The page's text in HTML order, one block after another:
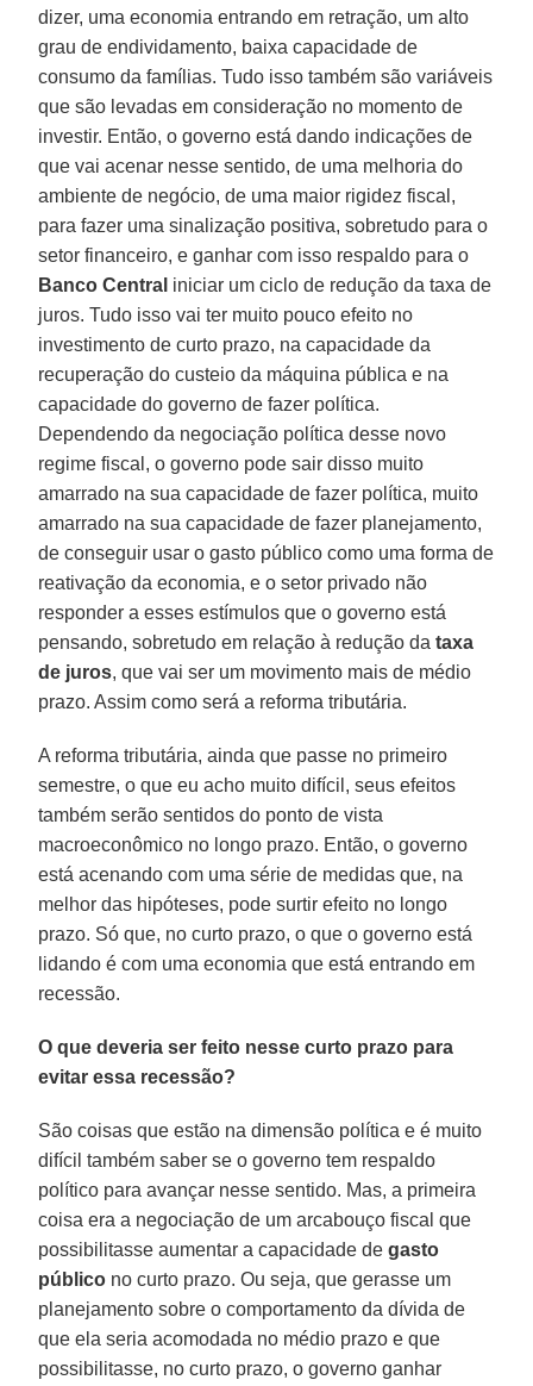
dizer, uma economia entrando em retração, um alto
grau de endividamento, baixa capacidade de
consumo da famílias. Tudo isso também são variáveis
que são levadas em consideração no momento de
investir. Então, o governo está dando indicações de
que vai acenar nesse sentido, de uma melhoria do
ambiente de negócio, de uma maior rigidez fiscal,
para fazer uma sinalização positiva, sobretudo para o
setor financeiro, e ganhar com isso respaldo para o
Banco Central iniciar um ciclo de redução da taxa de
juros. Tudo isso vai ter muito pouco efeito no
investimento de curto prazo, na capacidade da
recuperação do custeio da máquina pública e na
capacidade do governo de fazer política.
Dependendo da negociação política desse novo
regime fiscal, o governo pode sair disso muito
amarrado na sua capacidade de fazer política, muito
amarrado na sua capacidade de fazer planejamento,
de conseguir usar o gasto público como uma forma de
reativação da economia, e o setor privado não
responder a esses estímulos que o governo está
pensando, sobretudo em relação à redução da taxa
de juros, que vai ser um movimento mais de médio
prazo. Assim como será a reforma tributária.
A reforma tributária, ainda que passe no primeiro
semestre, o que eu acho muito difícil, seus efeitos
também serão sentidos do ponto de vista
macroeconômico no longo prazo. Então, o governo
está acenando com uma série de medidas que, na
melhor das hipóteses, pode surtir efeito no longo
prazo. Só que, no curto prazo, o que o governo está
lidando é com uma economia que está entrando em
recessão.
O que deveria ser feito nesse curto prazo para
evitar essa recessão?
São coisas que estão na dimensão política e é muito
difícil também saber se o governo tem respaldo
político para avançar nesse sentido. Mas, a primeira
coisa era a negociação de um arcabouço fiscal que
possibilitasse aumentar a capacidade de gasto
público no curto prazo. Ou seja, que gerasse um
planejamento sobre o comportamento da dívida de
que ela seria acomodada no médio prazo e que
possibilitasse, no curto prazo, o governo ganhar